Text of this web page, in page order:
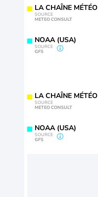
LA CHAÎNE MÉTÉO
SOURCE
METEO CONSULT
NOAA (USA)
SOURCE
GFS
LA CHAÎNE MÉTÉO
SOURCE
METEO CONSULT
NOAA (USA)
SOURCE
GFS